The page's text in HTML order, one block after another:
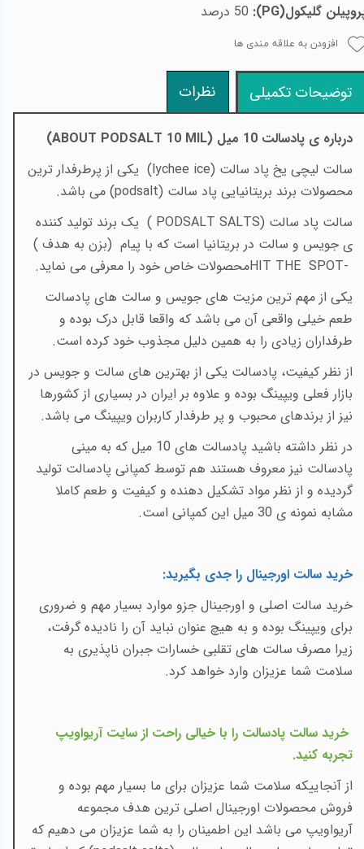
گلیکول(PG
):
افزودن به علاقه مندی ها
توضیحات تکمیلی نظرات
درباره ی پادسالت 10 میل
(ABOUT PODSALT 10 MIL)
سالت لیچی یخ پاد سالت (lychee ice) یکی از پرطرفدار ترین
محصولات برند بریتانیایی پاد سالت (podsalt) می باشد.
سالت پاد سالت ( PODSALT SALTS) یک برند تولید کننده
ی جویس و سالت در بریتانیا است که با پیام (بزن به هدف (
HIT THE SPOT-محصولات خاص خود را معرفی می نماید.
یکی از مهم ترین مزیت های جویس و سالت های پادسالت
طعم خیلی واقعی آن می باشد که واقعا قابل درک بوده و
طرفداران زیادی را به همین دلیل مجذوب خود کرده است.
از نظر کیفیت، پادسالت یکی از بهترین های سالت و جویس در
بازار فعلی ویپینگ بوده و علاوه بر ایران در بسیاری از کشورها
نیز از برندهای محبوب و پر طرفدار کاربران ویپینگ می باشد.
در نظر داشته باشید پادسالت های 10 میل که به مینی
پادسالت نیز معروف هستند هم توسط کمپانی پادسالت تولید
گردیده و از نظر مواد تشکیل دهنده و کیفیت و طعم کاملا
مشابه نمونه ی 30 میل این کمپانی است.
خرید سالت اورجینال را جدی بگیرید:
خرید سالت اصلی و اورجینال جزو موارد بسیار مهم و ضروری
برای ویپینگ بوده و به هیچ عنوان نباید آن را نادیده گرفت،
زیرا مصرف سالت های تقلبی خسارات جبران ناپذیری به
سلامت شما عزیزان وارد خواهد کرد.
خرید سالت پادسالت را با خیالی راحت از سایت آریواویپ
تجربه کنید.
از آنجاییکه سلامت شما عزیزان برای ما بسیار مهم بوده و
فروش محصولات اورجینال اصلی ترین هدف مجموعه
آریواویپ می باشد این اطمینان را به شما عزیزان می دهیم که